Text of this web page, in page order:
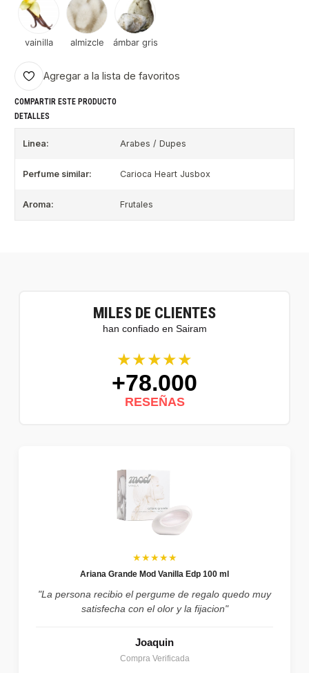
vainilla almizcle ámbar gris
Agregar a la lista de favoritos
COMPARTIR ESTE PRODUCTO
DETALLES
Linea: Arabes / Dupes
Perfume similar: Carioca Heart Jusbox
Aroma: Frutales
MILES DE CLIENTES
han confiado en Sairam
★★★★★
+78.000
RESEÑAS
★★★★★
Ariana Grande Mod Vanilla Edp 100 ml
"La persona recibio el pergume de regalo quedo muy
satisfecha con el olor y la fijacion"
Joaquin
Compra Verificada